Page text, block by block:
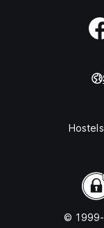
Hostels
© 1999-